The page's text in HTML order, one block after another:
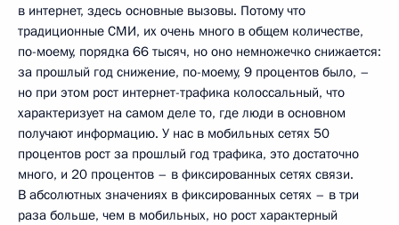
в интернет, здесь основные вызовы. Потому что
традиционные СМИ, их очень много в общем количестве,
по-моему, порядка 66 тысяч, но оно немножечко снижается:
за прошлый год снижение, по-моему, 9 процентов было, –
но при этом рост интернет-трафика колоссальный, что
характеризует на самом деле то, где люди в основном
получают информацию. У нас в мобильных сетях 50
процентов рост за прошлый год трафика, это достаточно
много, и 20 процентов – в фиксированных сетях связи.
В абсолютных значениях в фиксированных сетях – в три
раза больше, чем в мобильных, но рост характерный